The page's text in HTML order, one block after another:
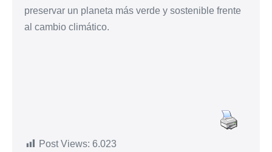
preservar un planeta más verde y sostenible frente
al cambio climático.
Post Views: 6.023